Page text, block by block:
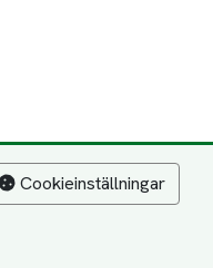
Cookieinställningar